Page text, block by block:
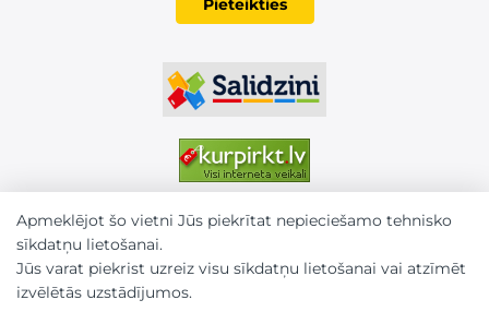
Apmeklējot šo vietni Jūs piekrītat nepieciešamo tehnisko
sīkdatņu lietošanai.
Jūs varat piekrist uzreiz visu sīkdatņu lietošanai vai atzīmēt
izvēlētās uzstādījumos.